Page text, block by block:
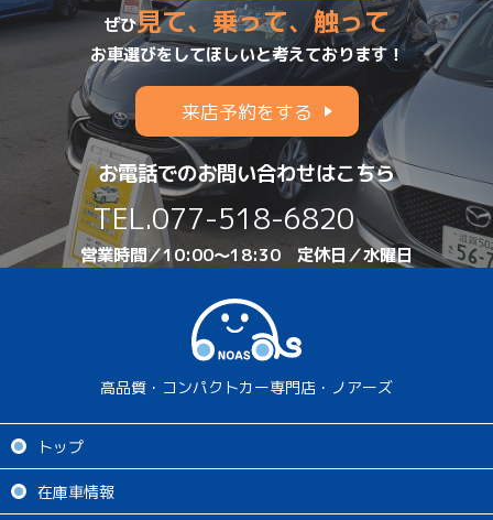
ぜひ見て、乗って、触って
お車選びをしてほしいと考えております！
来店予約をする
お電話でのお問い合わせはこちら
TEL.077-518-6820
営業時間／10:00～18:30 定休日／水曜日
高品質・コンパクトカー専門店・ノアーズ
トップ
在庫車情報